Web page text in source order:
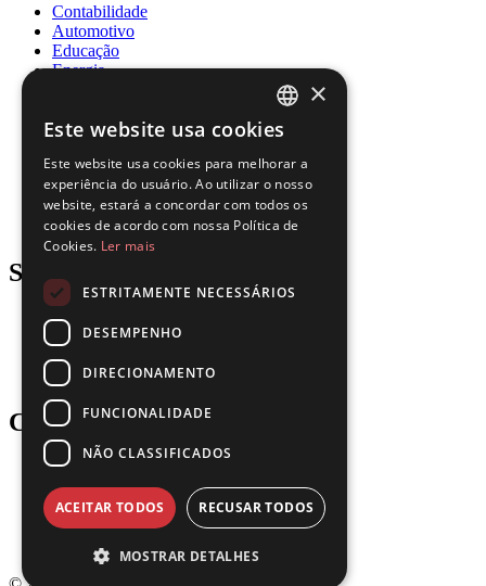
Contabilidade
Automotivo
Educação
Energia
Recursos Humanos
Jurídico
Logística
Manufatura
Imobiliário
Support
Blog
Downloads
Atualizações
Gartner
Company
Parceiros
Carreiras
Entre em contato
Política de Privacidade
Termos de Uso
ENGLISH
FRENCH
SPANISH
×
Este website usa cookies
Este website usa cookies para melhorar a
experiência do usuário. Ao utilizar o nosso
website, estará a concordar com todos os
cookies de acordo com nossa Política de
Cookies. Ler mais
ESTRITAMENTE NECESSÁRIOS
DESEMPENHO
DIRECIONAMENTO
FUNCIONALIDADE
NÃO CLASSIFICADOS
ACEITAR TODOS RECUSAR TODOS
MOSTRAR DETALHES